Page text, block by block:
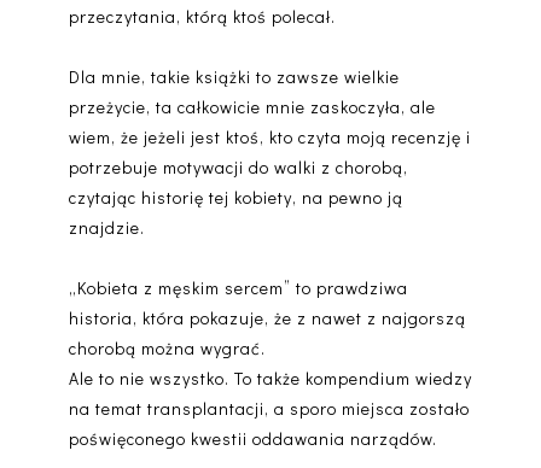
przeczytania, którą ktoś polecał.
Dla mnie, takie książki to zawsze wielkie
przeżycie, ta całkowicie mnie zaskoczyła, ale
wiem, że jeżeli jest ktoś, kto czyta moją recenzję i
potrzebuje motywacji do walki z chorobą,
czytając historię tej kobiety, na pewno ją
znajdzie.
„Kobieta z męskim sercem” to prawdziwa
historia, która pokazuje, że z nawet z najgorszą
chorobą można wygrać.
Ale to nie wszystko. To także kompendium wiedzy
na temat transplantacji, a sporo miejsca zostało
poświęconego kwestii oddawania narządów.